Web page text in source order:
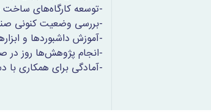
-توسعه کارگاه‌های
-بررسی وضعیت کنونی
-آموزش داشبوردها و
-انجام پژوهش‌ها روز
-آمادگی برای همکاری